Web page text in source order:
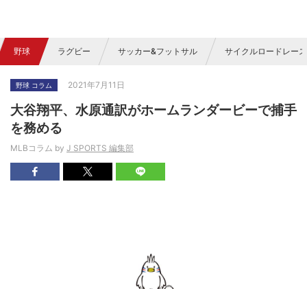
野球 ラグビー サッカー&フットサル サイクルロードレース
野球 コラム 2021年7月11日
大谷翔平、水原通訳がホームランダービーで捕手
を務める
MLBコラム by J SPORTS 編集部